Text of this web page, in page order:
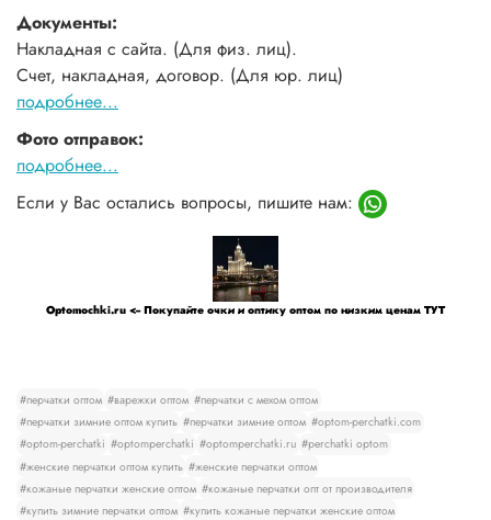
Документы:
Накладная с сайта. (Для физ. лиц).
Счет, накладная, договор. (Для юр. лиц)
подробнее...
Фото отправок:
подробнее...
Если у Вас остались вопросы, пишите нам:
Optomochki.ru <-- Покупайте очки и оптику оптом по низким ценам ТУТ
#перчатки оптом #варежки оптом #перчатки с мехом оптом
#перчатки зимние оптом купить #перчатки зимние оптом #optom-perchatki.com
#optom-perchatki #optomperchatki #optomperchatki.ru #perchatki optom
#женские перчатки оптом купить #женские перчатки оптом
#кожаные перчатки женские оптом #кожаные перчатки опт от производителя
#купить зимние перчатки оптом #купить кожаные перчатки женские оптом